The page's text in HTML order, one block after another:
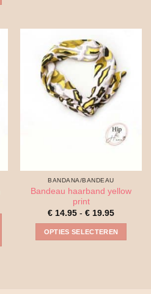
variaties.
Deze
optie
kan
gekozen
worden
productpagina
BANDANA/BANDEAU
Bandeau haarband yellow
print
€ 14.95 - € 19.95
tot
€ 19.95
OPTIES SELECTEREN